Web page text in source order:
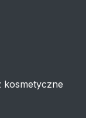
kosmetyczne